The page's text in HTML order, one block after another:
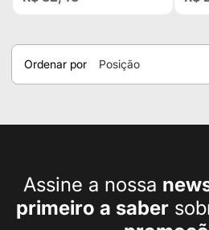
Ordenar por Posição
Assine a nossa
primeiro a saber